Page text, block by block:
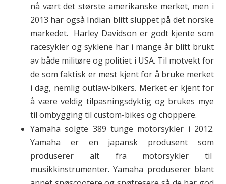
nå vært det største amerikanske merket, men i
2013 har også Indian blitt sluppet på det norske
markedet. Harley Davidson er godt kjente som
racesykler og syklene har i mange år blitt brukt
av både militøre og politiet i USA. Til motvekt for
de som faktisk er mest kjent for å bruke merket
i dag, nemlig outlaw-bikers. Merket er kjent for
å være veldig tilpasningsdyktig og brukes mye
til ombygging til custom-bikes og choppere.
Yamaha solgte 389 tunge motorsykler i 2012.
Yamaha er en japansk produsent som
produserer alt fra motorsykler til
musikkinstrumenter. Yamaha produserer blant